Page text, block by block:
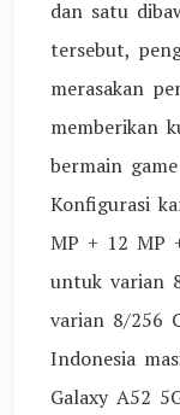
dan satu
tersebut,
merasakan
memberikan
bermain
Konfigurasi
MP + 12 MP
untuk varian
varian 8/256
Indonesia
Galaxy A52